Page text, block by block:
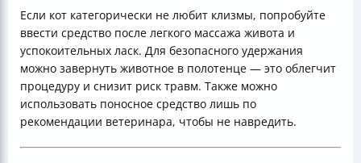
Если кот категорически не любит клизмы, попробуйте
ввести средство после легкого массажа живота и
успокоительных ласк. Для безопасного удержания
можно завернуть животное в полотенце — это облегчит
процедуру и снизит риск травм. Также можно
использовать поносное средство лишь по
рекомендации ветеринара, чтобы не навредить.